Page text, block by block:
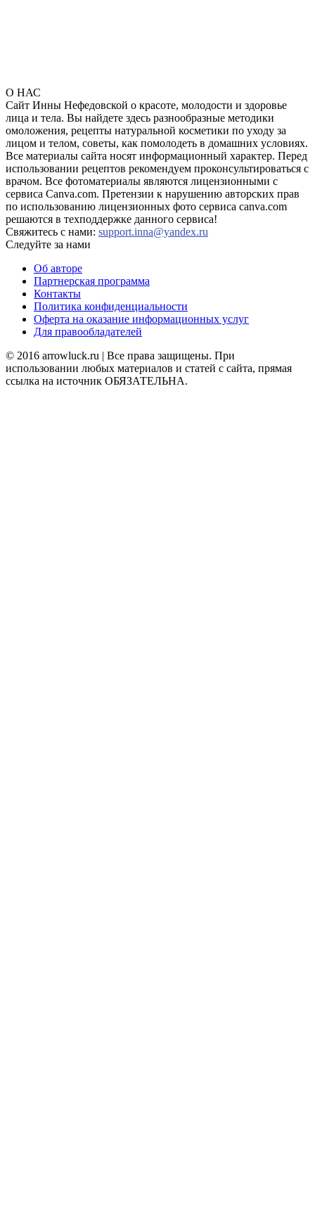
О НАС
Сайт Инны Нефедовской о красоте, молодости и здоровье
лица и тела. Вы найдете здесь разнообразные методики
омоложения, рецепты натуральной косметики по уходу за
лицом и телом, советы, как помолодеть в домашних условиях.
Все материалы сайта носят информационный характер. Перед
использовании рецептов рекомендуем проконсультироваться с
врачом. Все фотоматериалы являются лицензионными с
сервиса Canva.com. Претензии к нарушению авторских прав
по использованию лицензионных фото сервиса canva.com
решаются в техподдержке данного сервиса!
Свяжитесь с нами: support.inna@yandex.ru
Следуйте за нами
Об авторе
Партнерская программа
Контакты
Политика конфиденциальности
Оферта на оказание информационных услуг
Для правообладателей
© 2016 arrowluck.ru | Все права защищены. При
использовании любых материалов и статей с сайта, прямая
ссылка на источник ОБЯЗАТЕЛЬНА.